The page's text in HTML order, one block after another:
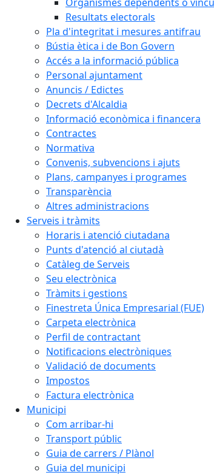
Resultats electorals
Pla d'integritat i mesures antifrau
Bústia ètica i de Bon Govern
Accés a la informació pública
Personal ajuntament
Anuncis / Edictes
Decrets d'Alcaldia
Informació econòmica i financera
Contractes
Normativa
Convenis, subvencions i ajuts
Plans, campanyes i programes
Transparència
Altres administracions
Serveis i tràmits
Horaris i atenció ciutadana
Punts d'atenció al ciutadà
Catàleg de Serveis
Seu electrònica
Tràmits i gestions
Finestreta Única Empresarial (FUE)
Carpeta electrònica
Perfil de contractant
Notificacions electròniques
Validació de documents
Impostos
Factura electrònica
Municipi
Com arribar-hi
Transport públic
Guia de carrers / Plànol
Guia del municipi